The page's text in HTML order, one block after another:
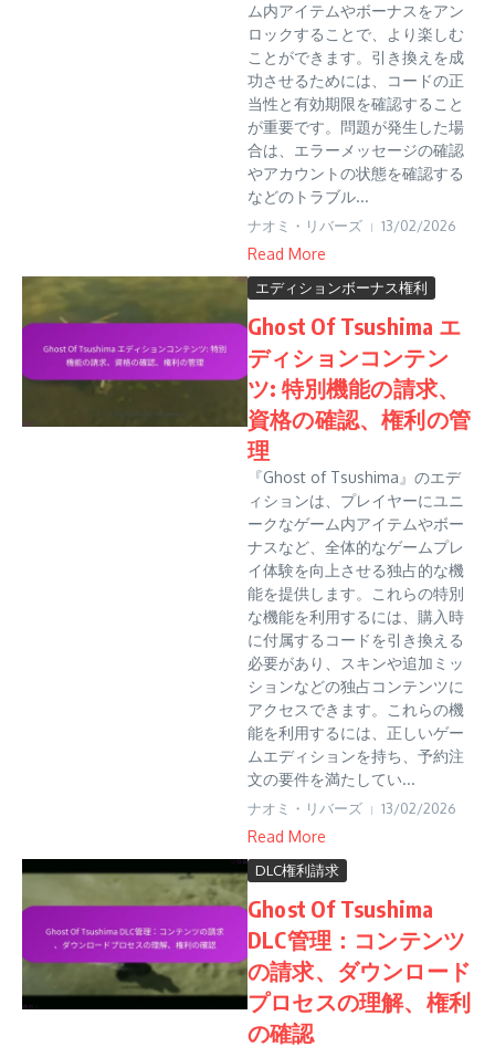
ム内アイテムやボーナスをアン
ロックすることで、より楽しむ
ことができます。引き換えを成
功させるためには、コードの正
当性と有効期限を確認すること
が重要です。問題が発生した場
合は、エラーメッセージの確認
やアカウントの状態を確認する
などのトラブル...
ナオミ・リバーズ 13/02/2026
Read More
エディションボーナス権利
Ghost Of Tsushima エ
ディションコンテン
ツ: 特別機能の請求、
資格の確認、権利の管
理
『Ghost of Tsushima』のエデ
ィションは、プレイヤーにユニ
ークなゲーム内アイテムやボー
ナスなど、全体的なゲームプレ
イ体験を向上させる独占的な機
能を提供します。これらの特別
な機能を利用するには、購入時
に付属するコードを引き換える
必要があり、スキンや追加ミッ
ションなどの独占コンテンツに
アクセスできます。これらの機
能を利用するには、正しいゲー
ムエディションを持ち、予約注
文の要件を満たしてい...
ナオミ・リバーズ 13/02/2026
Read More
DLC権利請求
Ghost Of Tsushima
DLC管理：コンテンツ
の請求、ダウンロード
プロセスの理解、権利
の確認